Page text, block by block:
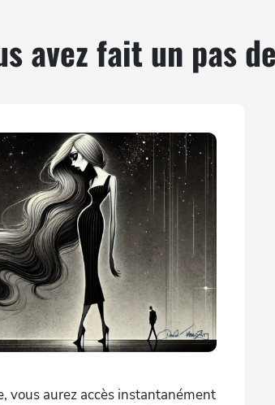
avez fait un pas
vous aurez accès instantanément